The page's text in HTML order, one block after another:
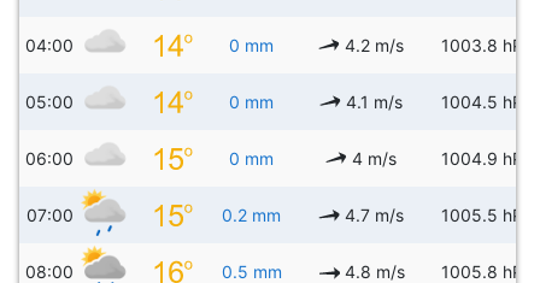
04:00 0 mm 4.2 m/s 1003.8 hPa
05:00 0 mm 4.1 m/s 1004.5 hPa
06:00 0 mm 4 m/s 1004.9 hPa
07:00 0.2 mm 4.7 m/s 1005.5 hPa
08:00 0.5 mm 4.8 m/s 1005.8 hPa